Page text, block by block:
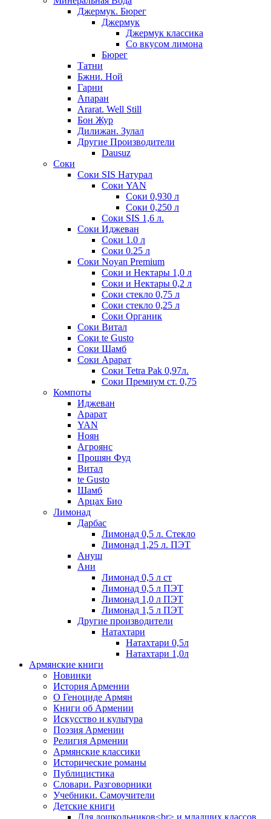
Джермук. Бюрег
Джермук
Джермук классика
Со вкусом лимона
Бюрег
Татни
Бжни. Ной
Гарни
Апаран
Ararat. Well Still
Бон Жур
Дилижан. Зулал
Другие Производители
Dausuz
Соки
Соки SIS Натурал
Соки YAN
Соки 0,930 л
Соки 0,250 л
Соки SIS 1,6 л.
Соки Иджеван
Соки 1.0 л
Соки 0.25 л
Соки Noyan Premium
Соки и Нектары 1,0 л
Соки и Нектары 0,2 л
Соки стекло 0,75 л
Соки стекло 0,25 л
Соки Органик
Соки Витал
Соки te Gusto
Соки Шамб
Соки Арарат
Соки Tetra Pak 0,97л.
Соки Премиум ст. 0,75
Компоты
Иджеван
Арарат
YAN
Ноян
Агроянс
Прошян Фуд
Витал
te Gusto
Шамб
Арцах Био
Лимонад
Дарбас
Лимонад 0,5 л. Стекло
Лимонад 1,25 л. ПЭТ
Ануш
Ани
Лимонад 0,5 л ст
Лимонад 0,5 л ПЭТ
Лимонад 1,0 л ПЭТ
Лимонад 1,5 л ПЭТ
Другие производители
Натахтари
Натахтари 0,5л
Натахтари 1,0л
Армянские книги
Новинки
История Армении
О Геноциде Армян
Книги об Армении
Иcкусство и культура
Поэзия Армении
Религия Армении
Армянские классики
Исторические романы
Публицистика
Словари. Разговорники
Учебники. Самоучители
Детские книги
Для дошкольников<br> и младших классов